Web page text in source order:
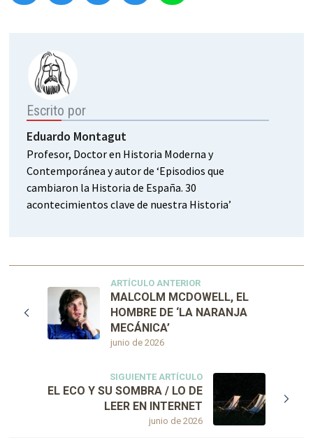
Escrito por
Eduardo Montagut
Profesor, Doctor en Historia Moderna y
Contemporánea y autor de ‘Episodios que
cambiaron la Historia de España. 30
acontecimientos clave de nuestra Historia’
ARTÍCULO ANTERIOR
junio de 2026
MALCOLM MCDOWELL, EL
HOMBRE DE ‘LA NARANJA
MECÁNICA’
SIGUIENTE ARTÍCULO
junio de 2026
EL ECO Y SU SOMBRA / LO DE
LEER EN INTERNET